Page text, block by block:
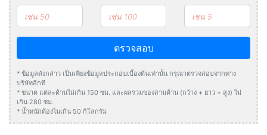
ตรวจสอบ
* ข้อมูลดังกล่าว เป็นเพียงข้อมูลประกอบเบื้องต้นเท่านั้น กรุณาตรวจสอบจากทาง
บริษัทอีกที
* ขนาด แต่ละด้านไม่เกิน 150 ซม. และผลรวมของสามด้าน (กว้าง + ยาว + สูง) ไม่
เกิน 280 ซม.
* น้ำหนักต้องไมเกิน 50 กิโลกรัม